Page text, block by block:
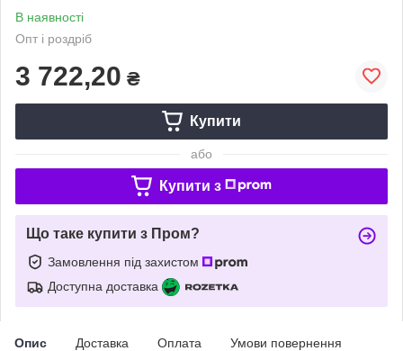
В наявності
Опт і роздріб
3 722,20 ₴
Купити
або
Купити з
Що таке купити з Пром?
Замовлення під захистом
Доступна доставка
Опис Доставка Оплата Умови повернення